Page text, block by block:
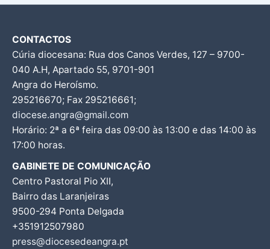
CONTACTOS
Cúria diocesana: Rua dos Canos Verdes, 127 – 9700-
040 A.H, Apartado 55, 9701-901
Angra do Heroísmo.
295216670; Fax 295216661;
diocese.angra@gmail.com
Horário: 2ª a 6ª feira das 09:00 às 13:00 e das 14:00 às
17:00 horas.
GABINETE DE COMUNICAÇÃO
Centro Pastoral Pio XII,
Bairro das Laranjeiras
9500-294 Ponta Delgada
+351912507980
press@diocesedeangra.pt